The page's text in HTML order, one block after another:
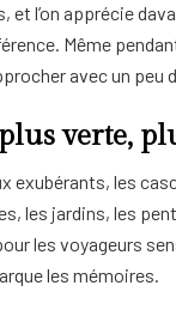
l’on apprécie
Même
avec un
verte,
exubérants, les
les jardins, les
les voyageurs
les mémoires.